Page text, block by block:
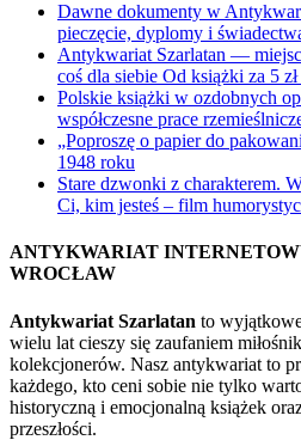
Dawne dokumenty w
pieczęcie, dyplomy i
Antykwariat Szarlatan —
coś dla siebie Od książki za 5
Polskie książki w ozdobnych
współczesne prace
„Poproszę o papier do
1948 roku
Stare dzwonki z charakterem.
Ci, kim jesteś – film
ANTYKWARIAT
WROCŁAW
Antykwariat Szarlatan to
wielu lat cieszy się zaufaniem
kolekcjonerów. Nasz antykwariat to
każdego, kto ceni sobie nie tylko
historyczną i emocjonalną książek
przeszłości.